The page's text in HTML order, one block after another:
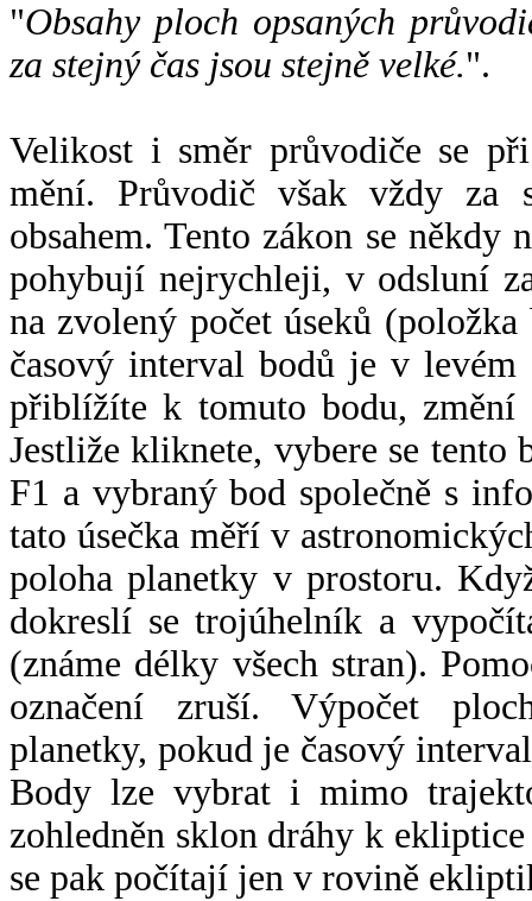
"Obsahy ploch opsaných
za stejný čas jsou stejně velké.".
Velikost i směr průvodiče se
mění. Průvodič však vždy za
obsahem. Tento zákon se někdy
pohybují nejrychleji, v odsluní
na zvolený počet úseků
časový interval bodů je v
přiblížíte k tomuto bodu,
Jestliže kliknete, vybere se tento
F1 a vybraný bod společně s
tato úsečka měří v
poloha planetky v prostoru.
dokreslí se trojúhelník a
(známe délky všech stran).
označení zruší. Výpočet
planetky, pokud je časový
Body lze vybrat i mimo
zohledněn sklon dráhy k
se pak počítají jen v rovině